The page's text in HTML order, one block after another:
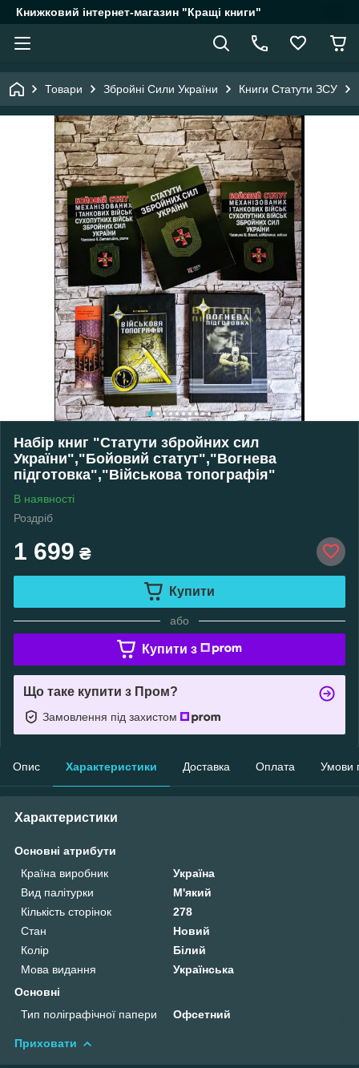
Книжковий інтернет-магазин "Кращі книги"
Товари Збройні Сили України Книги Статути ЗСУ
Набір книг "Статути збройних сил
України","Бойовий статут","Вогнева
підготовка","Військова топографія"
В наявності
Роздріб
1 699 ₴
Купити
або
Купити з
Що таке купити з Пром?
Замовлення під захистом
Опис Характеристики Доставка Оплата Умови
Характеристики
Основні атрибути
Країна виробник
Україна
Вид палітурки
М'який
Кількість сторінок
278
Стан
Новий
Колір
Білий
Мова видання
Українська
Основні
Тип поліграфічної папери
Офсетний
Приховати